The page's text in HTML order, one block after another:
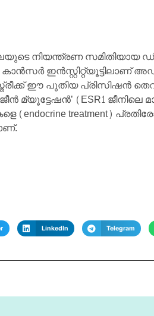
നിയന്ത്രണ സമിതിയായ
കാൻസർ
ഈ പുതിയ പ്രിസിഷൻ
മ്യൂട്ടേഷൻ’ (ESR1 ജീനിലെ
treatment)
LinkedIn Telegram